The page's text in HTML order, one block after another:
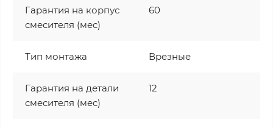
Гарантия на корпус
смесителя (мес)
60
Тип монтажа Врезные
Гарантия на детали
смесителя (мес)
12